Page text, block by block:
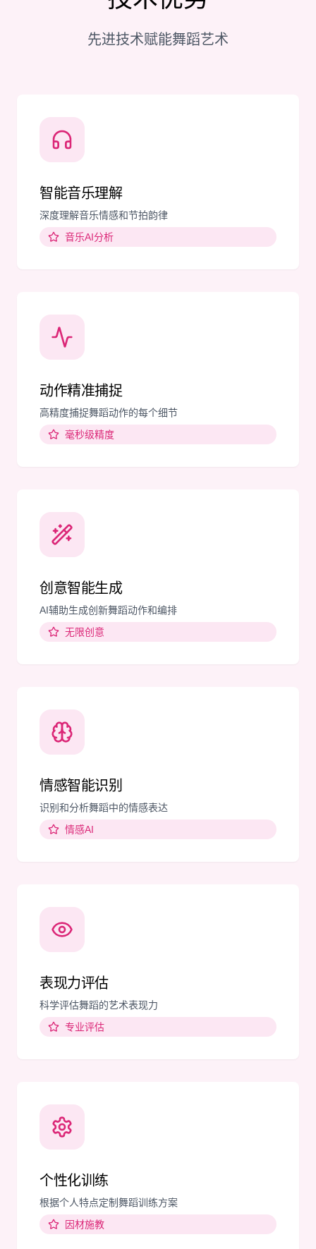
先进技术赋能舞蹈艺术
智能音乐理解
深度理解音乐情感和节拍韵律
音乐AI分析
动作精准捕捉
高精度捕捉舞蹈动作的每个细节
毫秒级精度
创意智能生成
AI辅助生成创新舞蹈动作和编排
无限创意
情感智能识别
识别和分析舞蹈中的情感表达
情感AI
表现力评估
科学评估舞蹈的艺术表现力
专业评估
个性化训练
根据个人特点定制舞蹈训练方案
因材施教